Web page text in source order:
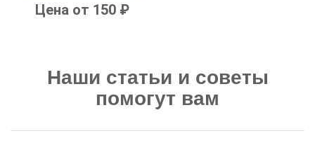
Цена от 150 ₽
Наши статьи и советы
помогут вам